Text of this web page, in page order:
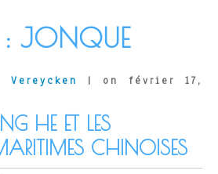
JONQUE
Vereycken
| on février 17,
HE ET LES
CHINOISES